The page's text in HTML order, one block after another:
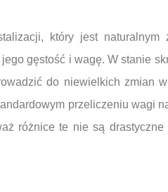
który jest
gęstość i wagę. W stanie
do niewielkich zmian
przeliczeniu wagi
różnice te nie są